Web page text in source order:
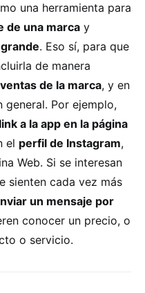
una herramienta para
de una marca y
. Eso sí, para que
de manera
de la marca, y en
general. Por ejemplo,
a la app en la página
el perfil de Instagram,
Web. Si se interesan
sienten cada vez más
un mensaje por
conocer un precio, o
o servicio.